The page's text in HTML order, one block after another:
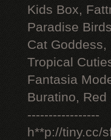
Kids Box,
Paradise
Cat
Tropical
Fantasia
Buratino,
-----------------
h**p://tiny.cc/